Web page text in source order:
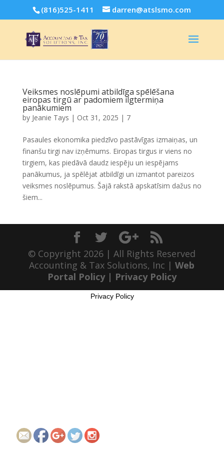
(816)525-1411 darren@atslsmo.com
Veiksmes noslēpumi atbildīga spēlēšana
eiropas tirgū ar padomiem ilgtermiņa
panākumiem
by Jeanie Tays | Oct 31, 2025 | 7
Pasaules ekonomika piedzīvo pastāvīgas izmaiņas, un
finanšu tirgi nav izņēmums. Eiropas tirgus ir viens no
tirgiem, kas piedāvā daudz iespēju un iespējams
panākumus, ja spēlējat atbildīgi un izmantot pareizos
veiksmes noslēpumus. Šajā rakstā apskatīsim dažus no
šiem...
© Copyright 2026 | All Rights Reserved
Accounting & Tax Solutions, Inc |Web
Portal Policy| Privacy Policy
Privacy Policy